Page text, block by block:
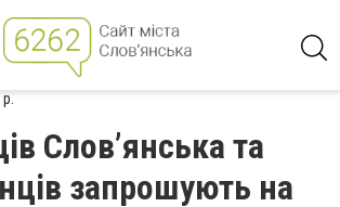
Слов’янська та
запрошують на